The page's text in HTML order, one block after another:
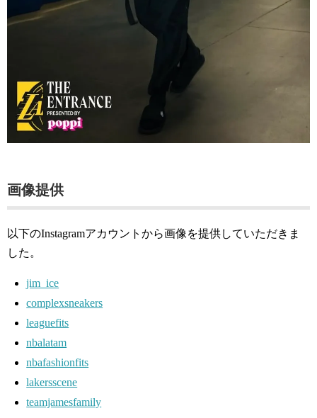
画像提供
以下のInstagramアカウントから画像を提供していただきま
した。
jim_ice
complexsneakers
leaguefits
nbalatam
nbafashionfits
lakersscene
teamjamesfamily